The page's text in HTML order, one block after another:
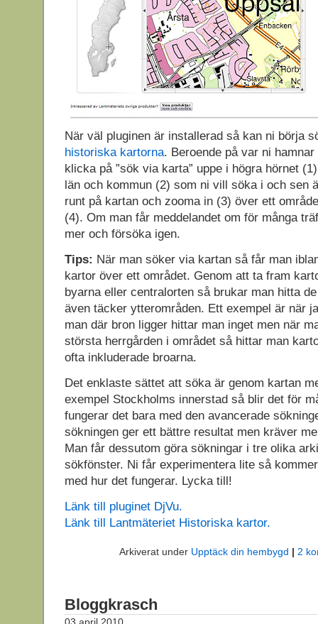
När väl pluginen är installerad så kan ni börja
historiska kartorna. Beroende på var ni
klicka på ”sök via karta” uppe i högra hörnet
län och kommun (2) som ni vill söka i och sen
runt på kartan och zooma in (3) över ett
(4). Om man får meddelandet om för många
mer och försöka igen.
Tips: När man söker via kartan så får man
kartor över ett området. Genom att ta fram
byarna eller centralorten så brukar man hitta
även täcker ytterområden. Ett exempel är när
man där bron ligger hittar man inget men när
största herrgården i området så hittar man
ofta inkluderade broarna.
Det enklaste sättet att söka är genom kartan
exempel Stockholms innerstad så blir det för
fungerar det bara med den avancerade
sökningen ger ett bättre resultat men kräver
Man får dessutom göra sökningar i tre olika
sökfönster. Ni får experimentera lite så
med hur det fungerar. Lycka till!
Länk till pluginet DjVu.
Länk till Lantmäteriet Historiska kartor.
Arkiverat under Upptäck din hembygd | 2
Bloggkrasch